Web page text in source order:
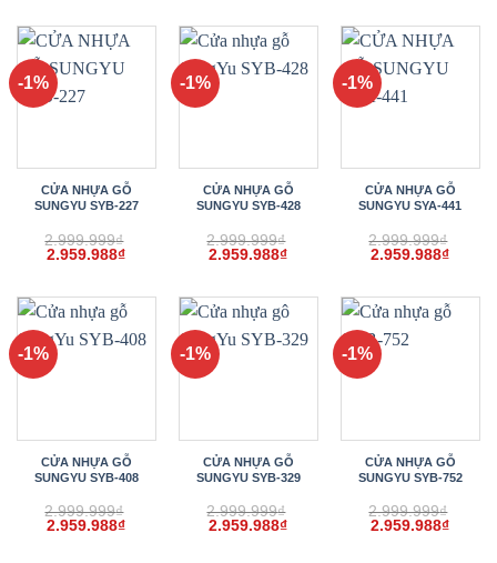
-1%
CỬA NHỰA GỖ
SUNGYU SYB-227
2.999.999₫
Giá
2.999.999₫.
2.959.988₫Giá
là:
2.959.988₫.
-1%
CỬA NHỰA GỖ
SUNGYU SYB-428
2.999.999₫
Giá
2.999.999₫.
2.959.988₫Giá
là:
2.959.988₫.
-1%
CỬA NHỰA GỖ
SUNGYU SYA-441
2.999.999₫
Giá
2.999.999₫.
2.959.988₫Giá
là:
-1%
CỬA NHỰA GỖ
SUNGYU SYB-408
2.999.999₫
Giá
2.959.988₫Giá
-1%
CỬA NHỰA GỖ
SUNGYU SYB-329
2.999.999₫
Giá
2.959.988₫Giá
-1%
CỬA NHỰA GỖ
SUNGYU SYB-752
2.999.999₫
Giá
2.959.988₫Giá